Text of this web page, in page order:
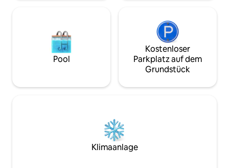
Pool
Kostenloser
Parkplatz auf dem
Grundstück
Klimaanlage